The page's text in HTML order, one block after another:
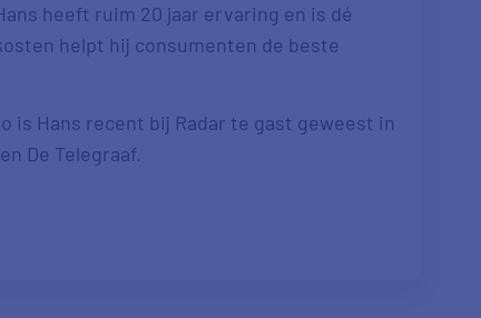
heeft ruim 20 jaar ervaring en is dé
helpt hij consumenten de beste
is Hans recent bij Radar te gast geweest in
De Telegraaf.